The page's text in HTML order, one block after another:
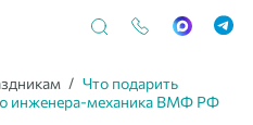
Что подарить
инженера-механика ВМФ РФ